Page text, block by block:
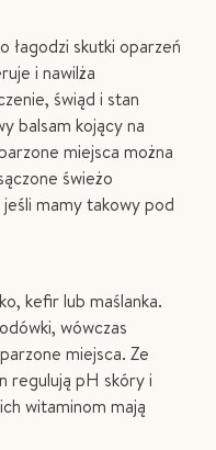
łagodzi skutki oparzeń
i nawilża
świąd i stan
balsam kojący na
miejsca można
świeżo
mamy takowy pod
kefir lub maślanka.
wówczas
miejsca. Ze
regulują pH skóry i
witaminom mają